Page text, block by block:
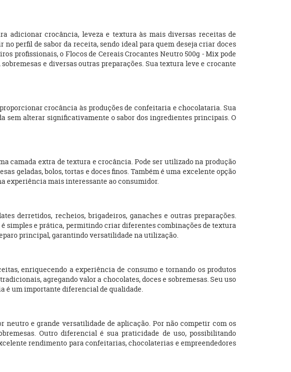
adicionar crocância, leveza e textura às mais diversas receitas de
perfil de sabor da receita, sendo ideal para quem deseja criar doces
profissionais, o Flocos de Cereais Crocantes Neutro 500g - Mix pode
e diversas outras preparações. Sua textura leve e crocante
crocância às produções de confeitaria e chocolataria. Sua
sem alterar significativamente o sabor dos ingredientes principais. O
camada extra de textura e crocância. Pode ser utilizado na produção
geladas, bolos, tortas e doces finos. Também é uma excelente opção
experiência mais interessante ao consumidor.
derretidos, recheios, brigadeiros, ganaches e outras preparações.
é simples e prática, permitindo criar diferentes combinações de textura
principal, garantindo versatilidade na utilização.
enriquecendo a experiência de consumo e tornando os produtos
agregando valor a chocolates, doces e sobremesas. Seu uso
é um importante diferencial de qualidade.
neutro e grande versatilidade de aplicação. Por não competir com os
Outro diferencial é sua praticidade de uso, possibilitando
rendimento para confeitarias, chocolaterias e empreendedores